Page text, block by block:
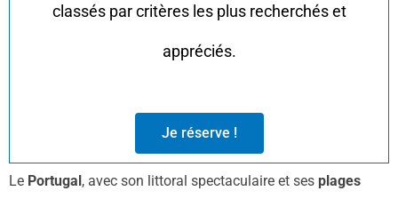
classés par critères les plus recherchés et
appréciés.
Je réserve !
Le Portugal, avec son littoral spectaculaire et ses plages